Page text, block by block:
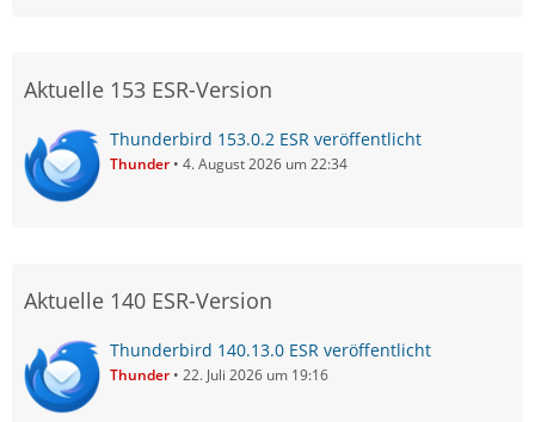
Aktuelle 153 ESR-Version
Thunderbird 153.0.2 ESR veröffentlicht
Thunder 4. August 2026 um 22:34
Aktuelle 140 ESR-Version
Thunderbird 140.13.0 ESR veröffentlicht
Thunder 22. Juli 2026 um 19:16